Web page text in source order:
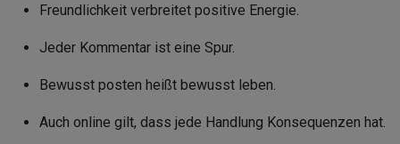
Freundlichkeit verbreitet positive Energie.
Jeder Kommentar ist eine Spur.
Bewusst posten heißt bewusst leben.
Auch online gilt, dass jede Handlung Konsequenzen hat.